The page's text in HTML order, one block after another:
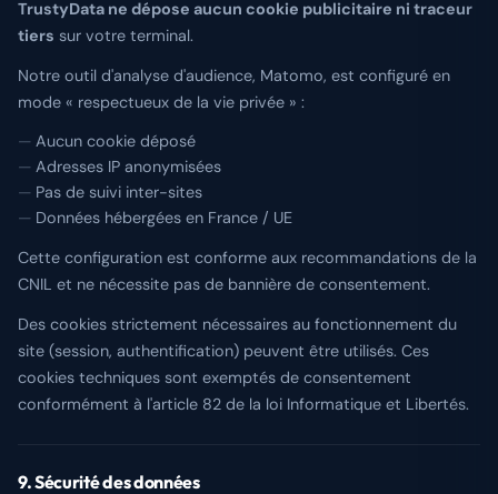
TrustyData ne dépose aucun cookie publicitaire ni traceur
tiers sur votre terminal.
Notre outil d'analyse d'audience, Matomo, est configuré en
mode « respectueux de la vie privée » :
Aucun cookie déposé
Adresses IP anonymisées
Pas de suivi inter-sites
Données hébergées en France / UE
Cette configuration est conforme aux recommandations de la
CNIL et ne nécessite pas de bannière de consentement.
Des cookies strictement nécessaires au fonctionnement du
site (session, authentification) peuvent être utilisés. Ces
cookies techniques sont exemptés de consentement
conformément à l'article 82 de la loi Informatique et Libertés.
9. Sécurité des données